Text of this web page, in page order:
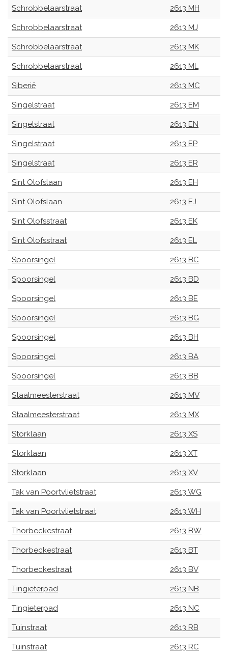
Schrobbelaarstraat 2613 MH
Schrobbelaarstraat 2613 MJ
Schrobbelaarstraat 2613 MK
Schrobbelaarstraat 2613 ML
Siberië 2613 MC
Singelstraat 2613 EM
Singelstraat 2613 EN
Singelstraat 2613 EP
Singelstraat 2613 ER
Sint Olofslaan 2613 EH
Sint Olofslaan 2613 EJ
Sint Olofsstraat 2613 EK
Sint Olofsstraat 2613 EL
Spoorsingel 2613 BC
Spoorsingel 2613 BD
Spoorsingel 2613 BE
Spoorsingel 2613 BG
Spoorsingel 2613 BH
Spoorsingel 2613 BA
Spoorsingel 2613 BB
Staalmeesterstraat 2613 MV
Staalmeesterstraat 2613 MX
Storklaan 2613 XS
Storklaan 2613 XT
Storklaan 2613 XV
Tak van Poortvlietstraat 2613 WG
Tak van Poortvlietstraat 2613 WH
Thorbeckestraat 2613 BW
Thorbeckestraat 2613 BT
Thorbeckestraat 2613 BV
Tingieterpad 2613 NB
Tingieterpad 2613 NC
Tuinstraat 2613 RB
Tuinstraat 2613 RC